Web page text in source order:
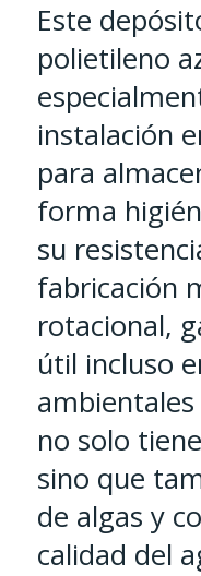
Este
polietileno
instalación
para
forma
su
fabricación
rotacional,
útil incluso
ambientales
no solo
sino que
de algas y
calidad del